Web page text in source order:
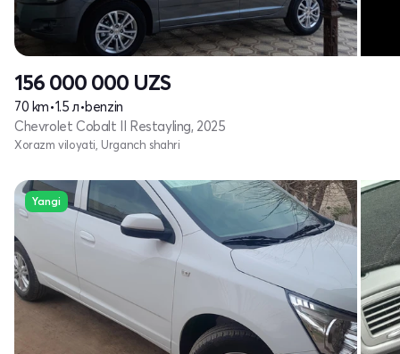
156 000 000 UZS
70 km•1.5 л•benzin
Chevrolet Cobalt II Restayling, 2025
Xorazm viloyati, Urganch shahri
Yangi